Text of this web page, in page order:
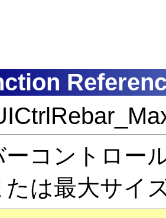
ーコントロー
たは最大サイ